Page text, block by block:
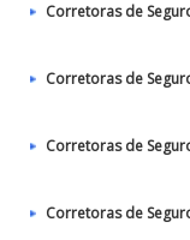
Corretoras de
Corretoras de
Corretoras de
Corretoras de